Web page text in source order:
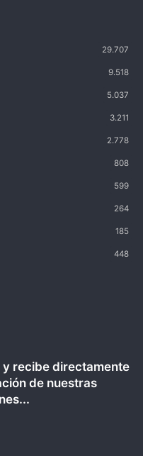
29.707
9.518
5.037
3.211
2.778
808
599
264
185
448
recibe directamente
de nuestras